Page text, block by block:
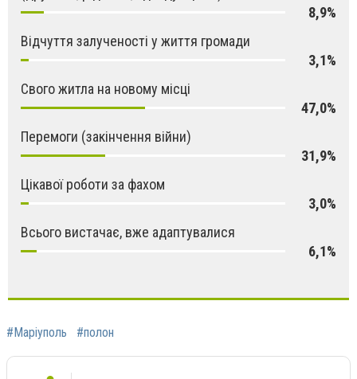
8,9%
Відчуття залученості у життя громади
3,1%
Свого житла на новому місці
47,0%
Перемоги (закінчення війни)
31,9%
Цікавої роботи за фахом
3,0%
Всього вистачає, вже адаптувалися
6,1%
#Маріуполь #полон